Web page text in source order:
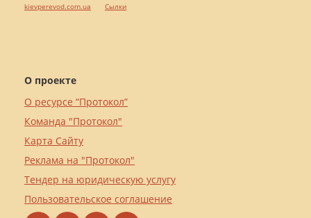
О проекте
О ресурсе “Протокол”
Команда "Протокол"
Карта Сайту
Реклама на "Протокол"
Тендер на юридическую услугу
Пользовательское соглашение
kievperevod.com.ua
Cылки